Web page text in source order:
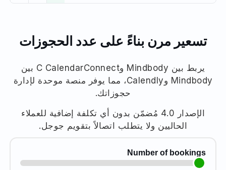
تسعير مرن بناءً على عدد الحجوزات
يربط بين Mindbody وC CalendarConnect بين
Mindbody وCalendly، مما يوفر منصة موحدة لإدارة
حجوزاتك.
الإصدار 4.0 مُضمّن بدون أي تكلفة إضافية للعملاء
الحاليين ولا يتطلب اتصالاً بتقويم جوجل.
Number of bookings